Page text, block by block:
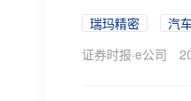
瑞玛精密 汽
证券时报·e公司